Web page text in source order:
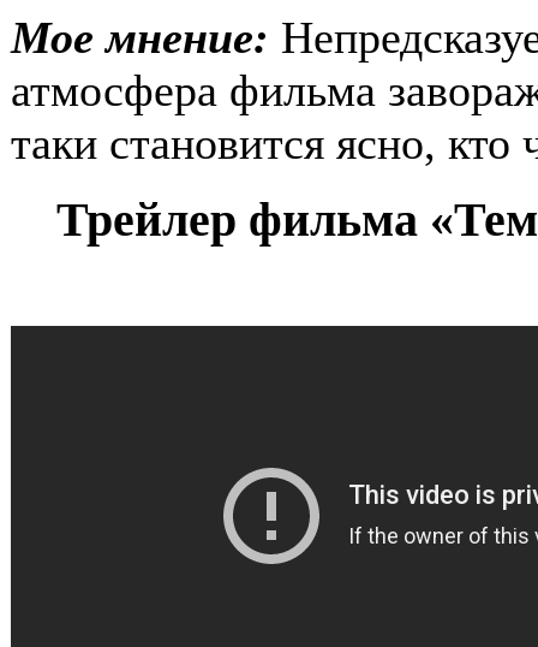
Мое мнение:
атмосфера фильма
таки становится ясно,
Трейлер фильма